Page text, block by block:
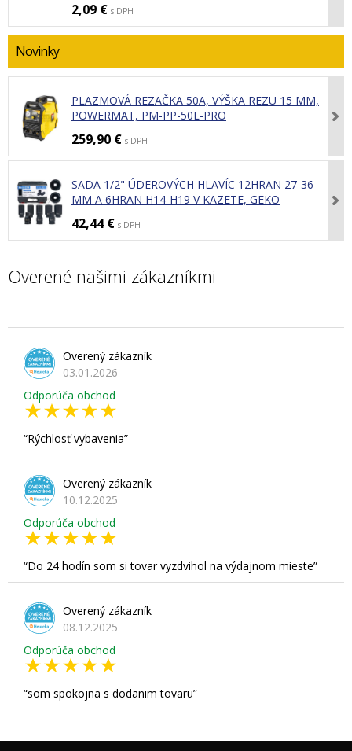
2,09 € s DPH
Novinky
PLAZMOVÁ REZAČKA 50A, VÝŠKA REZU 15 MM,
POWERMAT, PM-PP-50L-PRO
259,90 € s DPH
SADA 1/2" ÚDEROVÝCH HLAVÍC 12HRAN 27-36
MM A 6HRAN H14-H19 V KAZETE, GEKO
42,44 € s DPH
Overené našimi zákazníkmi
Overený zákazník
03.01.2026
Odporúča obchod
Rýchlosť vybavenia
Overený zákazník
10.12.2025
Odporúča obchod
Do 24 hodín som si tovar vyzdvihol na výdajnom mieste
Overený zákazník
08.12.2025
Odporúča obchod
som spokojna s dodanim tovaru